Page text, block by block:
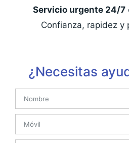
Servicio urgente 24/7
Confianza, rapidez y
¿Necesitas